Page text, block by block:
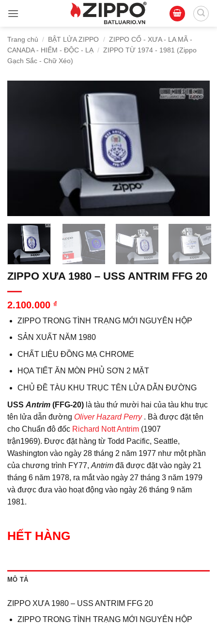
qua
dungTrang chủ / BẬT LỬA ZIPPO / ZIPPO CỔ - XƯA - LA MÃ -
CANADA - HIẾM - ĐỘC - LẠ / ZIPPO TỪ 1974 - 1981 (Zippo
Gạch Sắc - Chữ Xéo)
ZIPPO XƯA 1980 – USS ANTRIM FFG 20
2.100.000 ₫
ZIPPO TRONG TÌNH TRẠNG MỚI NGUYÊN HỘP
SẢN XUẤT NĂM 1980
CHẤT LIỆU ĐỒNG MẠ CHROME
HỌA TIẾT ĂN MÒN PHỦ SƠN 2 MẶT
CHỦ ĐỀ TÀU KHU TRỤC TÊN LỬA DẪN ĐƯỜNG
USS Antrim (FFG-20) là tàu thứ mười hai của tàu khu trục
tên lửa dẫn đường Oliver Hazard Perry. Bà được đặt tên
cho Chuẩn đô đốc Richard Nott Antrim (1907
trận1969). Được đặt hàng từ Todd Pacific, Seattle,
Washington vào ngày 28 tháng 2 năm 1977 như một phần
của chương trình FY77, Antrim đã được đặt vào ngày 21
tháng 6 năm 1978, ra mắt vào ngày 27 tháng 3 năm 1979
và được đưa vào hoạt động vào ngày 26 tháng 9 năm
1981.
HẾT HÀNG
MÔ TẢ
ZIPPO XƯA 1980 – USS ANTRIM FFG 20
ZIPPO TRONG TÌNH TRẠNG MỚI NGUYÊN HỘP